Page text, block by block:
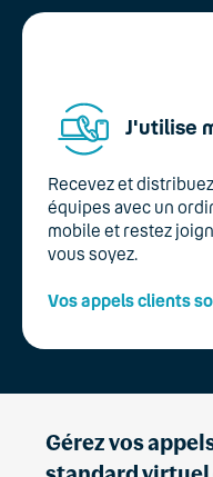
J'utilise
Recevez et
équipes avec un
mobile et restez
vous soyez.
Vos appels clients
Gérez vos